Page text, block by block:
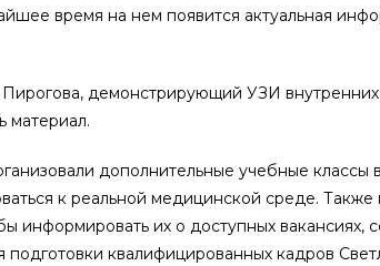
время на нем появится актуальная
демонстрирующий УЗИ
материал.
дополнительные учебные
к реальной медицинской среде.
информировать их о доступных вакансиях,
квалифицированных кадров